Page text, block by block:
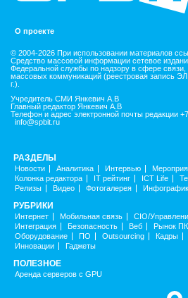
О проекте
© 2004-2026 При использовании материалов
Средство массовой информации сетевое
Федеральной службы по надзору в сфере
массовых коммуникаций (реестровая запись
г.).
Учредитель СМИ Янкевич А.В
Главный редактор Янкевич А.В
Телефон и адрес электронной почты редакции
info@spbit.ru
РАЗДЕЛЫ
Новости Аналитика Интервью
Колонка редактора
IT рейтинг ICT Life
Релизы
Видео Фотогалерея
РУБРИКИ
Интернет Мобильная связь CIO/
Интеграция
Безопасность Веб Рынок ПК
Оборудование
ПО Outsourcing Кадры
Инновации
Гаджеты
ПОЛЕЗНОЕ
Аренда серверов с GPU